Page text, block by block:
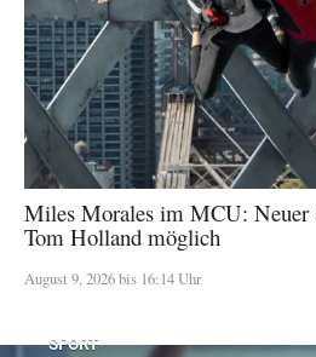
Miles Morales im MCU: Neuer
Tom Holland möglich
August 9, 2026 bis 16:14 Uhr
SPORT